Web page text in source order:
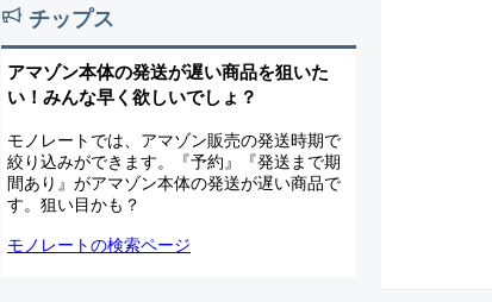
チップス
アマゾン本体の発送が遅い商品を狙いた
い！みんな早く欲しいでしょ？
モノレートでは、アマゾン販売の発送時期で
絞り込みができます。『予約』『発送まで期
間あり』がアマゾン本体の発送が遅い商品で
す。狙い目かも？
モノレートの検索ページ